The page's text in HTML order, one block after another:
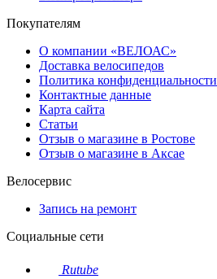
Покупателям
О компании «ВЕЛОАС»
Доставка велосипедов
Политика конфиденциальности
Контактные данные
Карта сайта
Статьи
Отзыв о магазине в Ростове
Отзыв о магазине в Аксае
Велосервис
Запись на ремонт
Социальные сети
Rutube